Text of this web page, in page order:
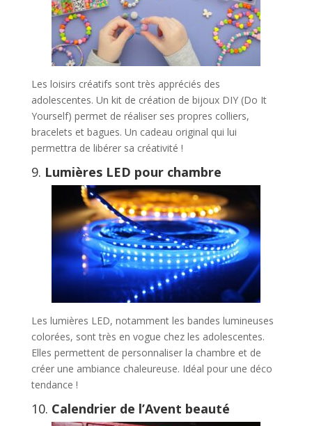
Les loisirs créatifs sont très appréciés des
adolescentes. Un kit de création de bijoux DIY (Do It
Yourself) permet de réaliser ses propres colliers,
bracelets et bagues. Un cadeau original qui lui
permettra de libérer sa créativité !
9. Lumières LED pour chambre
Les lumières LED, notamment les bandes lumineuses
colorées, sont très en vogue chez les adolescentes.
Elles permettent de personnaliser la chambre et de
créer une ambiance chaleureuse. Idéal pour une déco
tendance !
10. Calendrier de l’Avent beauté